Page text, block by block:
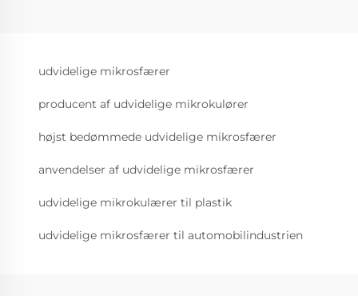
udvidelige mikrosfærer
producent af udvidelige mikrokulører
højst bedømmede udvidelige mikrosfærer
anvendelser af udvidelige mikrosfærer
udvidelige mikrokulærer til plastik
udvidelige mikrosfærer til automobilindustrien